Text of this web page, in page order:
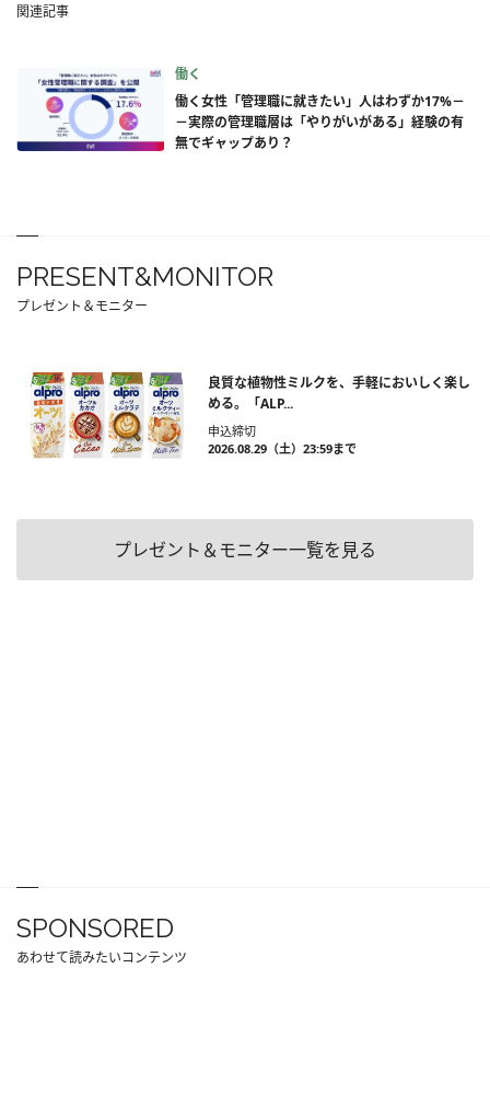
関連記事
働く
働く女性「管理職に就きたい」人はわずか17%－
－実際の管理職層は「やりがいがある」経験の有
無でギャップあり？
PRESENT&MONITOR
プレゼント＆モニター
良質な植物性ミルクを、手軽においしく楽し
める。「ALP...
申込締切
2026.08.29（土）23:59まで
プレゼント＆モニター一覧を見る
SPONSORED
あわせて読みたいコンテンツ